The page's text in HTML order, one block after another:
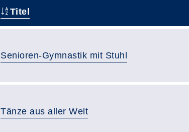
Titel
Senioren-Gymnastik mit Stuhl
Tänze aus aller Welt